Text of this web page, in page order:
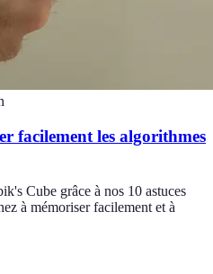
facilement les algorithmes
Cube grâce à nos 10 astuces
à mémoriser facilement et à